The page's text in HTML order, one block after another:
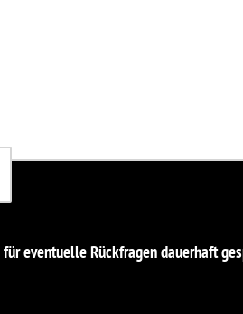
eventuelle Rückfragen dauerhaft